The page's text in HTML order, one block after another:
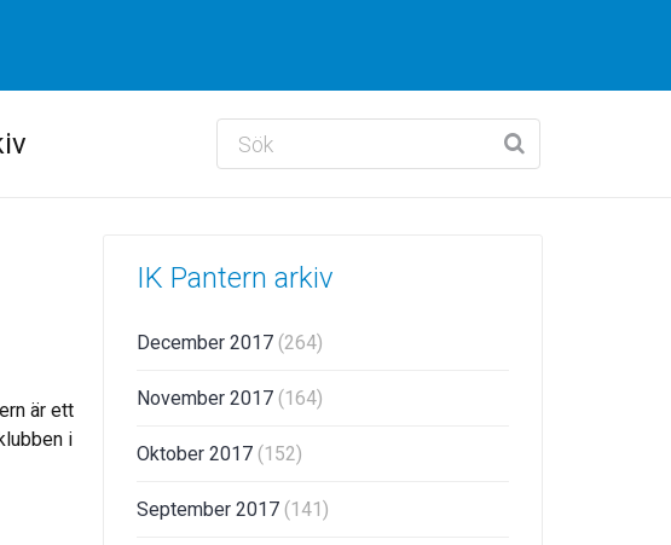
är ett
i
IK Pantern arkiv
December 2017 (264)
November 2017 (164)
Oktober 2017 (152)
September 2017 (141)